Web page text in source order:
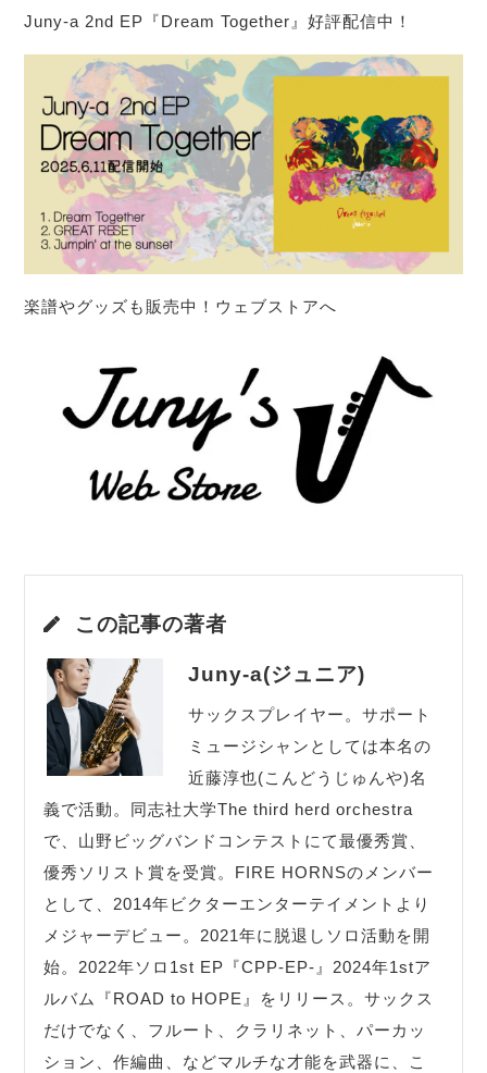
Juny-a 2nd EP『Dream Together』好評配信中！
楽譜やグッズも販売中！ウェブストアへ
この記事の著者
Juny-a(ジュニア)
サックスプレイヤー。サポート
ミュージシャンとしては本名の
近藤淳也(こんどうじゅんや)名
義で活動。同志社大学The third herd orchestra
で、山野ビッグバンドコンテストにて最優秀賞、
優秀ソリスト賞を受賞。FIRE HORNSのメンバー
として、2014年ビクターエンターテイメントより
メジャーデビュー。2021年に脱退しソロ活動を開
始。2022年ソロ1st EP『CPP-EP-』2024年1stア
ルバム『ROAD to HOPE』をリリース。サックス
だけでなく、フルート、クラリネット、パーカッ
ション、作編曲、などマルチな才能を武器に、こ